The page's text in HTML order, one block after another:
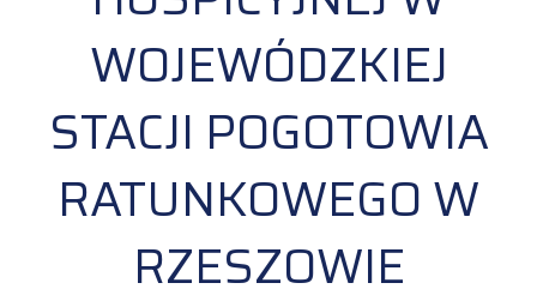
WOJEWÓDZKIEJ
STACJI POGOTOWIA
RATUNKOWEGO W
RZESZOWIE